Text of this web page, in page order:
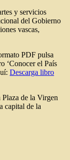
y servicios
del Gobierno
vascas,
PDF pulsa
‘Conocer el País
Descarga libro
de la Virgen
capital de la